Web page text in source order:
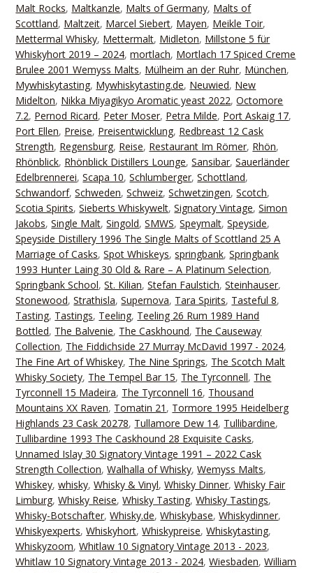
Malt Rocks, Maltkanzle, Malts of Germany, Malts of
Scottland, Maltzeit, Marcel Siebert, Mayen, Meikle Toir,
Mettermal Whisky, Mettermalt, Midleton, Millstone 5 für
Whiskyhort 2019 – 2024,mortlach, Mortlach 17 Spiced Creme
Brulee 2001 Wemyss Malts, Mülheim an der Ruhr, München,
Mywhiskytasting, Mywhiskytasting.de, Neuwied, New
Midelton, Nikka Miyagikyo Aromatic yeast 2022,Octomore
7.2, Pernod Ricard, Peter Moser, Petra Milde, Port Askaig 17,
Port Ellen, Preise, Preisentwicklung, Redbreast 12 Cask
Strength, Regensburg, Reise, Restaurant Im Römer, Rhön,
Rhönblick, Rhönblick Distillers Lounge,Sansibar,Sauerländer
Edelbrennerei,Scapa 10,Schlumberger,Schottland,
Schwandorf,Schweden,Schweiz,Schwetzingen,Scotch,
Scotia Spirits,Sieberts Whiskywelt,Signatory Vintage,Simon
Jakobs,Single Malt,Singold,SMWS,Speymalt,Speyside,
Speyside Distillery 1996 The Single Malts of Scottland 25 A
Marriage of Casks,Spot Whiskeys,springbank,Springbank
1993 Hunter Laing 30 Old & Rare – A Platinum Selection,
Springbank School,St. Kilian,Stefan Faulstich,Steinhauser,
Stonewood,Strathisla,Supernova, Tara Spirits, Tasteful 8,
Tasting, Tastings, Teeling, Teeling 26 Rum 1989 Hand
Bottled, The Balvenie, The Caskhound, The Causeway
Collection, The Fiddichside 27 Murray McDavid 1997 - 2024,
The Fine Art of Whiskey, The Nine Springs, The Scotch Malt
Whisky Society, The Tempel Bar 15, The Tyrconnell, The
Tyrconnell 15 Madeira, The Tyrconnell 16, Thousand
Mountains XX Raven, Tomatin 21 , Tormore 1995 Heidelberg
Highlands 23 Cask 20278, Tullamore Dew 14, Tullibardine,
Tullibardine 1993 The Caskhound 28 Exquisite Casks,
Unnamed Islay 30 Signatory Vintage 1991 – 2022 Cask
Strength Collection,Walhalla of Whisky,Wemyss Malts,
Whiskey,whisky,Whisky & Vinyl,Whisky Dinner,Whisky Fair
Limburg,Whisky Reise,Whisky Tasting,Whisky Tastings,
Whisky-Botschafter,Whisky.de,Whiskybase,Whiskydinner,
Whiskyexperts,Whiskyhort,Whiskypreise,Whiskytasting,
Whiskyzoom,Whitlaw 10 Signatory Vintage 2013 - 2023,
Whitlaw 10 Signatory Vintage 2013 - 2024,Wiesbaden,William